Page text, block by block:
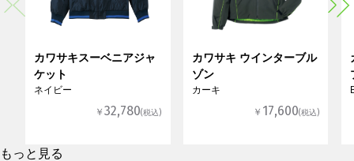
カワサキスーベニアジャ
ケット
ネイビー
￥32,780(税込)
カワサキ ウインターブル
ゾン
カーキ
￥ 17,600(税込)
もっと見る